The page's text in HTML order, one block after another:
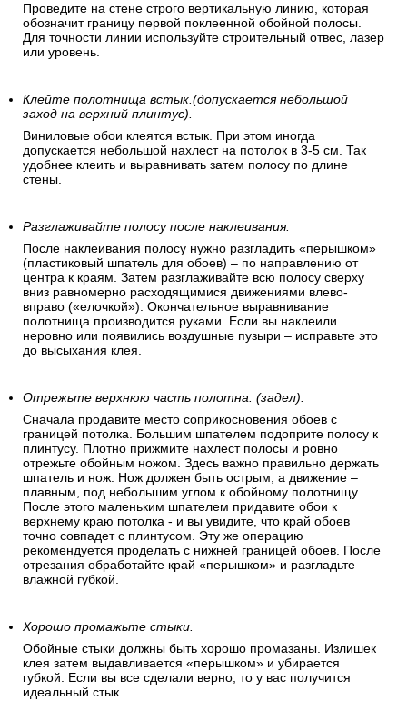
Проведите на стене строго вертикальную линию, которая
обозначит границу первой поклеенной обойной полосы.
Для точности линии используйте строительный отвес, лазер
или уровень.
Клейте полотнища встык.(допускается небольшой
заход на верхний плинтус).
Виниловые обои клеятся встык. При этом иногда
допускается небольшой нахлест на потолок в 3-5 см. Так
удобнее клеить и выравнивать затем полосу по длине
стены.
Разглаживайте полосу после наклеивания.
После наклеивания полосу нужно разгладить «перышком»
(пластиковый шпатель для обоев) – по направлению от
центра к краям. Затем разглаживайте всю полосу сверху
вниз равномерно расходящимися движениями влево-
вправо («елочкой»). Окончательное выравнивание
полотнища производится руками. Если вы наклеили
неровно или появились воздушные пузыри – исправьте это
до высыхания клея.
Отрежьте верхнюю часть полотна. (задел).
Сначала продавите место соприкосновения обоев с
границей потолка. Большим шпателем подоприте полосу к
плинтусу. Плотно прижмите нахлест полосы и ровно
отрежьте обойным ножом. Здесь важно правильно держать
шпатель и нож. Нож должен быть острым, а движение –
плавным, под небольшим углом к обойному полотнищу.
После этого маленьким шпателем придавите обои к
верхнему краю потолка - и вы увидите, что край обоев
точно совпадет с плинтусом. Эту же операцию
рекомендуется проделать с нижней границей обоев. После
отрезания обработайте край «перышком» и разгладьте
влажной губкой.
Хорошо промажьте стыки.
Обойные стыки должны быть хорошо промазаны. Излишек
клея затем выдавливается «перышком» и убирается
губкой. Если вы все сделали верно, то у вас получится
идеальный стык.